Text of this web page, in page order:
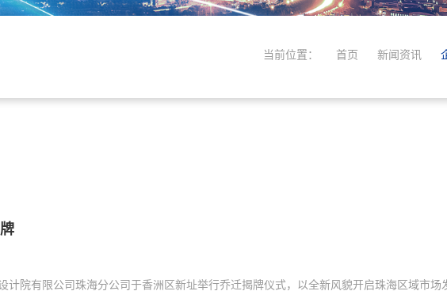
当前位置： 首页 新闻资讯
计院有限公司珠海分公司于香洲区新址举行乔迁揭牌仪式，以全新风貌开启珠海区域市场